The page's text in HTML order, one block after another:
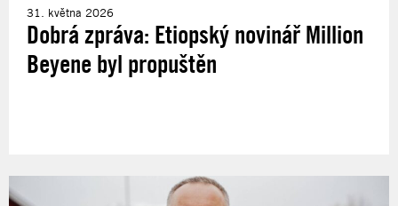
31. května 2026
Dobrá zpráva: Etiopský novinář Million
Beyene byl propuštěn